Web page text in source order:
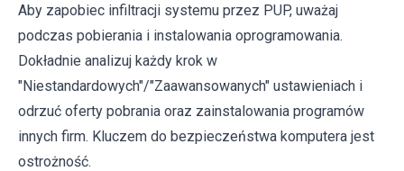
Aby zapobiec infiltracji systemu przez PUP, uważaj
podczas pobierania i instalowania oprogramowania.
Dokładnie analizuj każdy krok w
"Niestandardowych"/"Zaawansowanych" ustawieniach i
odrzuć oferty pobrania oraz zainstalowania programów
innych firm. Kluczem do bezpieczeństwa komputera jest
ostrożność.